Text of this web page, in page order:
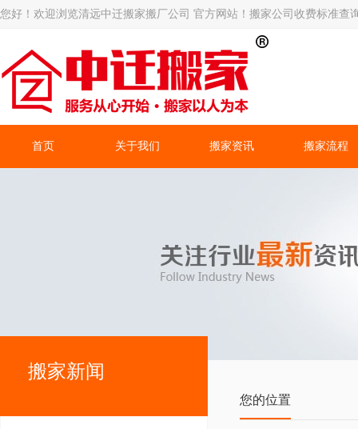
您好！欢迎浏览清远中迁搬家搬厂公司 官方网站！搬家公司收费标准查
首页 关于我们 搬家资讯 搬家流程
搬家新闻
您的位置